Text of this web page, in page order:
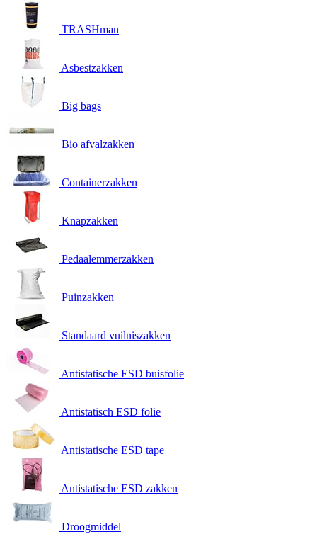
TRASHman
Asbestzakken
Big bags
Bio afvalzakken
Containerzakken
Knapzakken
Pedaalemmerzakken
Puinzakken
Standaard vuilniszakken
Antistatische ESD buisfolie
Antistatisch ESD folie
Antistatische ESD tape
Antistatische ESD zakken
Droogmiddel